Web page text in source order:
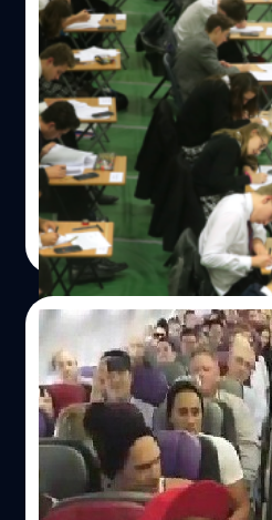
ปฏิรูปการศึกษา! ครูให
ให้ผู้สอบใช้อินเทอร์เน็ท
มหาลัยได้
เราคงปฏิเสธไม่ได้ว่าช่วงเวลา
เด็ก ม. ปลาย เป็นช่วงเวลาที่มี
มาก เด็กทุกคนจะทุมเทเวลาไ
จะใช้ความรู้ความสามารถที่
ทำข้อสอบในสนามสอบดัง แต่
เป็นเช่นนั้นอีกแล้ว ครูใหญ่จาก
เสนอแนวทางใหม่ในการสอบเด็
อนุญาตให้นักเรียนสามารถใช้
ด้วย ก่อนหน้านี้กฏการสอบทั่ว
อุปกรณ์สื่อสารใดๆ เข้าในห้อง
ยืนยันว่าระบบการสอบ HSC (
มหาวิทยาลัยของบ้านเรา) ควร
แบบให้เข้ากับยุคสมัย พร้อมกับ
ทดสอบความสามารถของเด็กๆ
เครื่องมือที่พวกเขาจะสามารถ
การเตรียมตัวอ่านบทความก่อน
Natnaree TK | 2685 days ago
Read More
03/04/2014
จะเกิดอะไรขึ้นเมื่อคณ
King ขึ้นเครื่องบินพร้
มีประเด็น viral เกิดขึ้นที่ประเ
แสดงละครเวที The Lion
ไม่ใช่ flash mob แต่เป็นการร้